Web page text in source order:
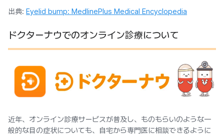
出典: Eyelid bump: MedlinePlus Medical Encyclopedia
ドクターナウでのオンライン診療について
近年、オンライン診療サービスが普及し、ものもらいのような一
般的な目の症状についても、自宅から専門医に相談できるように